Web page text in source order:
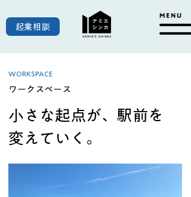
起業相談
WORKSPACE
ワークスペース
小さな起点が、駅前を
変えていく。